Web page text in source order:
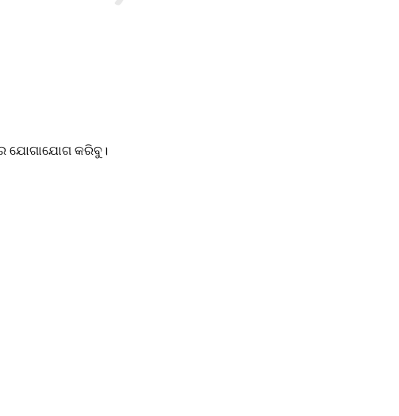
ଯୋଗାଯୋଗ କରିବୁ।